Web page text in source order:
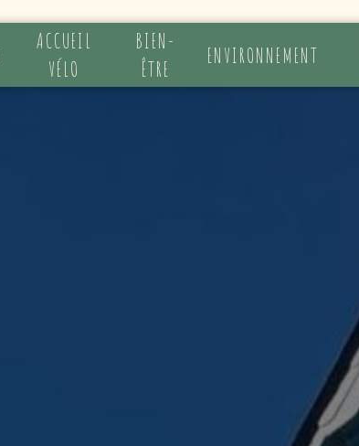
ACCUEIL
VÉLO
BIEN-
ÊTRE
ENVIRONNEMENT